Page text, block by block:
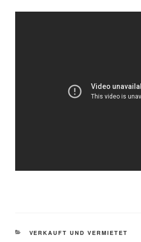
KATEGORIEN
VERKAUFT UND VERMIETET